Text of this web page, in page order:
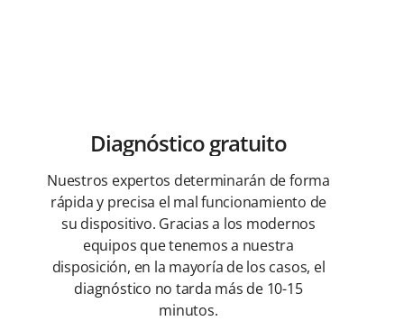
Diagnóstico gratuito
Nuestros expertos determinarán de forma
rápida y precisa el mal funcionamiento de
su dispositivo. Gracias a los modernos
equipos que tenemos a nuestra
disposición, en la mayoría de los casos, el
diagnóstico no tarda más de 10-15
minutos.